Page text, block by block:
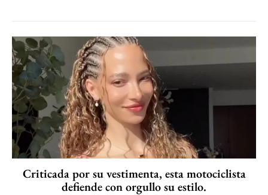
Criticada por su vestimenta, esta motociclista
defiende con orgullo su estilo.